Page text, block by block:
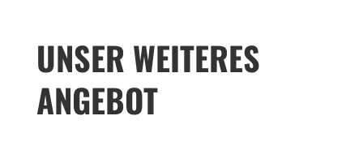
UNSER WEITERES
ANGEBOT